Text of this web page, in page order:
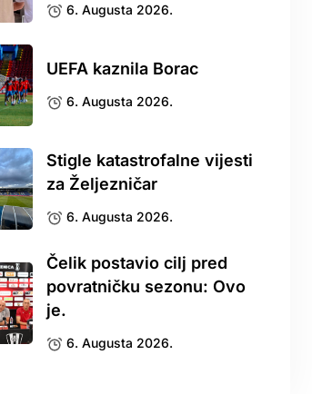
6. Augusta 2026.
UEFA kaznila Borac
6. Augusta 2026.
Stigle katastrofalne vijesti
za Željezničar
6. Augusta 2026.
Čelik postavio cilj pred
povratničku sezonu: Ovo
je.
6. Augusta 2026.